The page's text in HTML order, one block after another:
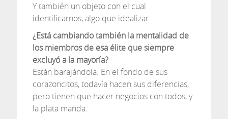
Y también un objeto con el cual
identificarnos, algo que idealizar.
¿Está cambiando también la mentalidad de
los miembros de esa élite que siempre
excluyó a la mayoría?
Están barajándola. En el fondo de sus
corazoncitos, todavía hacen sus diferencias,
pero tienen que hacer negocios con todos, y
la plata manda.